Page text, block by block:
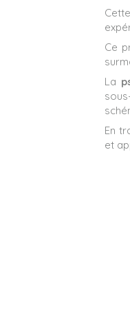
Ce
La
En
et